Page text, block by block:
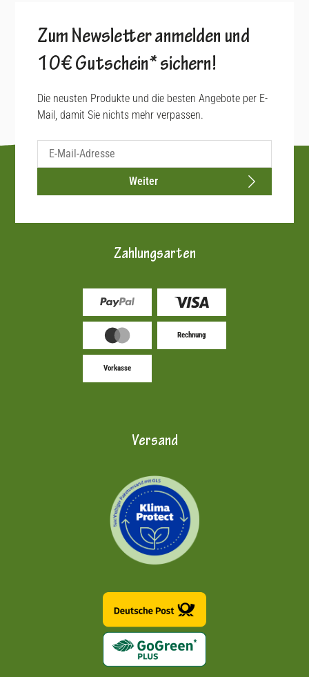
Zum Newsletter anmelden und
10€ Gutschein* sichern!
Die neusten Produkte und die besten Angebote per E-
Mail, damit Sie nichts mehr verpassen.
Weiter
Zahlungsarten
Rechnung
Vorkasse
Versand